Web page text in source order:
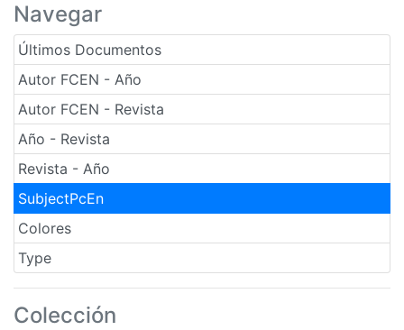
Navegar
Últimos Documentos
Autor FCEN - Año
Autor FCEN - Revista
Año - Revista
Revista - Año
SubjectPcEn
Colores
Type
Colección